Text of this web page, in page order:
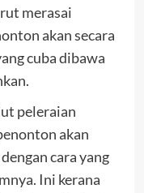
merasai
akan secara
cuba dibawa
peleraian
akan
cara yang
Ini kerana